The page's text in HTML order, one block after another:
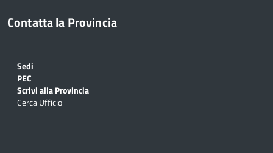
Contatta la Provincia
Sedi
PEC
Scrivi alla Provincia
Cerca Ufficio